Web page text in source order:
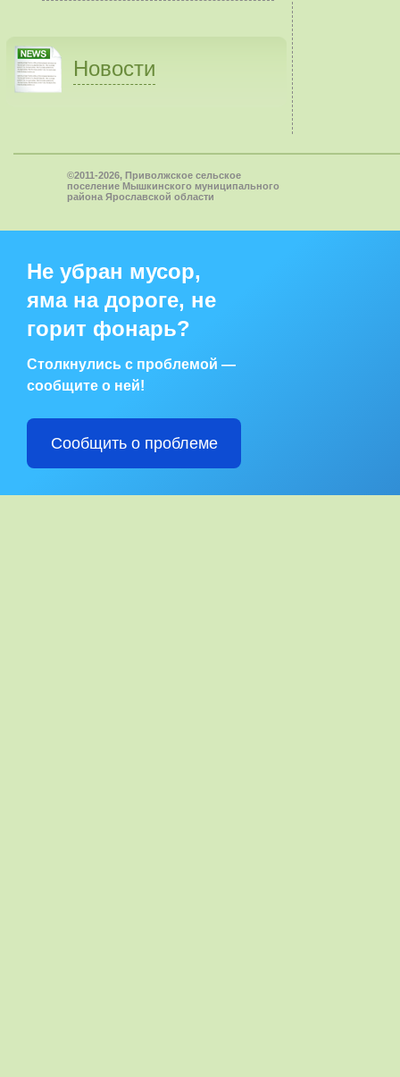
Новости
©2011-2026, Приволжское сельское
поселение Мышкинского муниципального
района Ярославской области
Не убран мусор,
яма на дороге, не
горит фонарь?
Столкнулись с проблемой —
сообщите о ней!
Сообщить о проблеме